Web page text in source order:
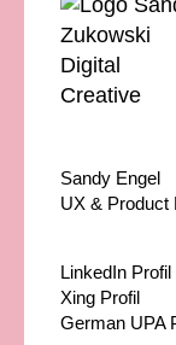
Sandy Engel
UX & Product
LinkedIn Profil
Xing Profil
German UPA